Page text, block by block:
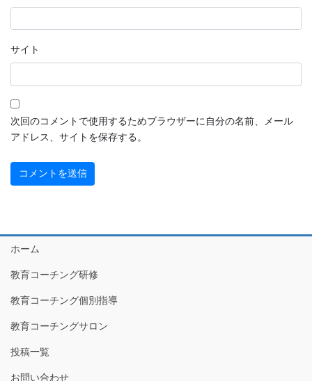
サイト
次回のコメントで使用するためブラウザーに自分の名前、メール
アドレス、サイトを保存する。
ホーム
教育コーチング研修
教育コーチング個別指導
教育コーチングサロン
投稿一覧
お問い合わせ